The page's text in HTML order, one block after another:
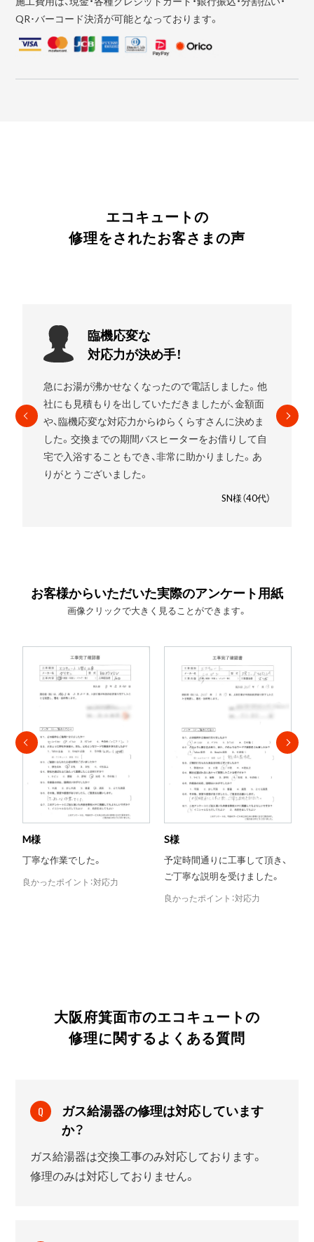
QR･バーコード決済が可能となっております。
エコキュートの
修理をされたお客さまの声
お願いして
良かったです!
エコキュートを使用していましたがガスの給湯器に
したいことをお伝えするとすぐに段取りを組んでく
れました。高いものを売りつけられるんじゃないか
と少し心配でしたが、ゆらくらすさんにお願いして
良かったです。笑
お客様からいただいた実際のアンケート用紙
画像クリックで大きく見ることができます。
S様
予定時間通りに工事して頂き、
ご丁寧な説明を受けました。
T様
当日対応がとても助かりまし
た。
良かったポイント：評判
大阪府箕面市のエコキュートの
修理に関するよくある質問
Q
ガス給湯器の修理は対応しています
か？
ガス給湯器は交換工事のみ対応しております。
修理のみは対応しておりません。